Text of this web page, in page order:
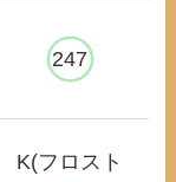
247
K(フロスト